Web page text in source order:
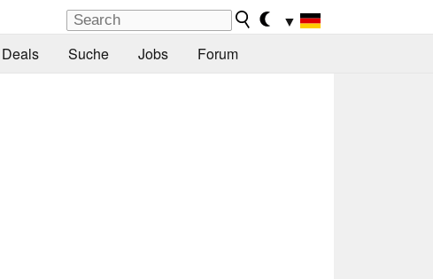
▼
Deals Suche Jobs Forum